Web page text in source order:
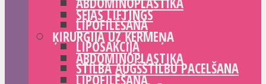
LIPOFILĒŠANA
LIPOSAKCIJA
STILBA AUGŠSTILBU PACELŠANA
SEJAS LIFTINGS
ĶIRURĢIJA UZ ĶERMEŅA
ABDOMINOPLASTIKA
LIPOFILĒŠANA